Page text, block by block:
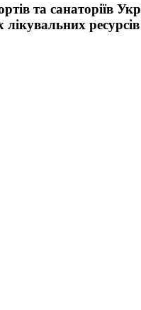
та санаторіїв